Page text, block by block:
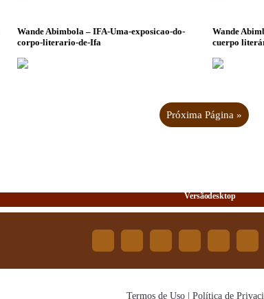
Wande Abimbola – IFA-Uma-exposicao-do-
corpo-literario-de-Ifa
Wande
cuerpo
Próxima Página »
Termos de Uso | Política de